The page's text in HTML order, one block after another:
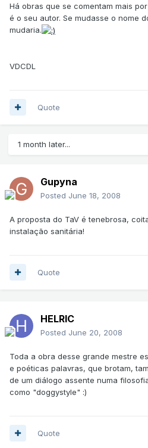
Há obras que se comentam mais
é o seu autor. Se mudasse o nome
mudaria.
VDCDL
Quote
1 month later...
Gupyna
Posted June 18, 2008
A proposta do TaV é tenebrosa,
instalação sanitária!
Quote
HELRIC
Posted June 20, 2008
Toda a obra desse grande mestre
e poéticas palavras, que brotam,
de um diálogo assente numa
como "doggystyle" :)
Quote